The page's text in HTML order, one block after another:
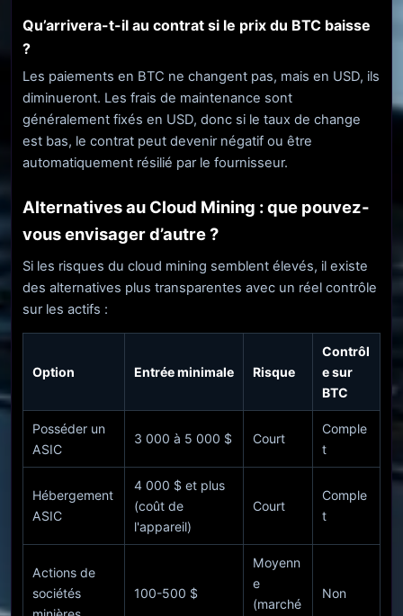
Qu’arrivera-t-il au contrat si le prix du BTC baisse
?
Les paiements en BTC ne changent pas, mais en USD, ils
diminueront. Les frais de maintenance sont
généralement fixés en USD, donc si le taux de change
est bas, le contrat peut devenir négatif ou être
automatiquement résilié par le fournisseur.
Alternatives au Cloud Mining : que pouvez-
vous envisager d’autre ?
Si les risques du cloud mining semblent élevés, il existe
des alternatives plus transparentes avec un réel contrôle
sur les actifs :
Option Entrée minimale Risque
Contrôl
e sur
BTC
Posséder un
ASIC
3 000 à 5 000 $ Court
Comple
t
Hébergement
ASIC
4 000 $ et plus
(coût de
l'appareil)
Court
Comple
t
Actions de
sociétés
100-500 $
Moyenn
e
(marché
Non